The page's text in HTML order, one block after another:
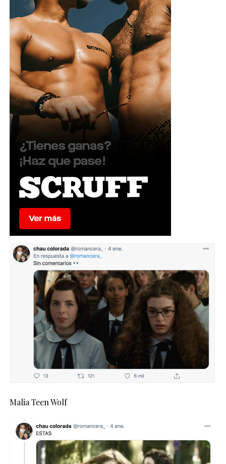
Malia Teen Wolf